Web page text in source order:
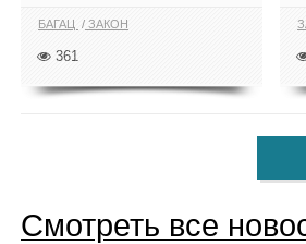
БАГАЦ ЗАКОН
361
Смотреть все